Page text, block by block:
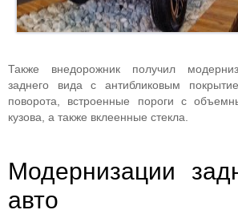
Также внедорожник получил
заднего вида с антибликовым
поворота, встроенные пороги с
кузова, а также вклеенные стекла.
Модернизации
авто